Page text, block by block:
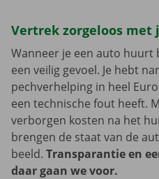
Vertrek zorgeloos met
Wanneer je een auto huurt
een veilig gevoel. Je hebt
pechverhelping in heel
een technische fout heeft.
verborgen kosten na het
brengen de staat van de
beeld. Transparantie en
daar gaan we voor.